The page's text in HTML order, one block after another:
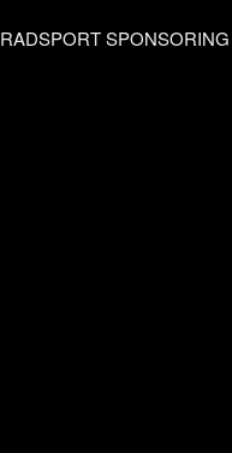
RADSPORT SPONSORING